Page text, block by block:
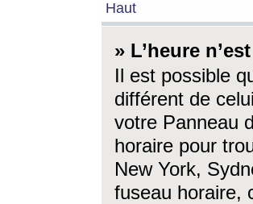
Haut
» L’heure
Il est possible
différent de
votre Panneau
horaire pour
New York,
fuseau horaire,